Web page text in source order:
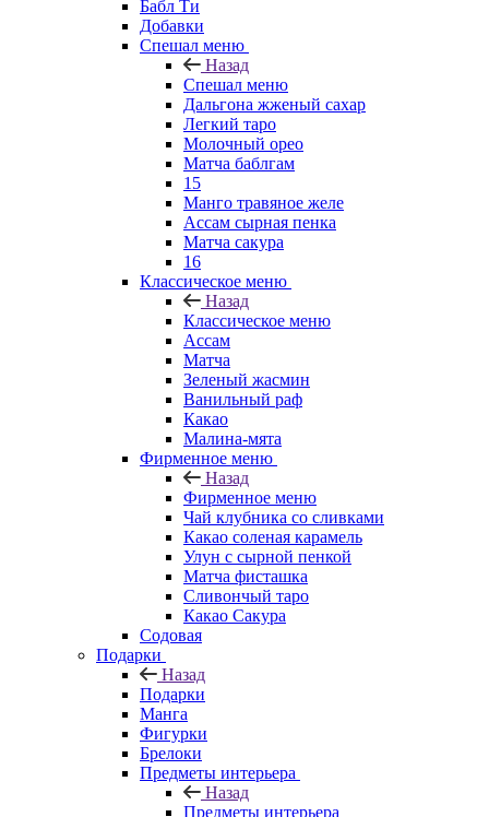
Бабл Ти
Добавки
Спешал меню
Назад
Спешал меню
Дальгона жженый сахар
Легкий таро
Молочный орео
Матча баблгам
15
Манго травяное желе
Ассам сырная пенка
Матча сакура
16
Классическое меню
Назад
Классическое меню
Ассам
Матча
Зеленый жасмин
Ванильный раф
Какао
Малина-мята
Фирменное меню
Назад
Фирменное меню
Чай клубника со сливками
Какао соленая карамель
Улун с сырной пенкой
Матча фисташка
Сливончый таро
Какао Сакура
Содовая
Подарки
Назад
Подарки
Манга
Фигурки
Брелоки
Предметы интерьера
Назад
Предметы интерьера